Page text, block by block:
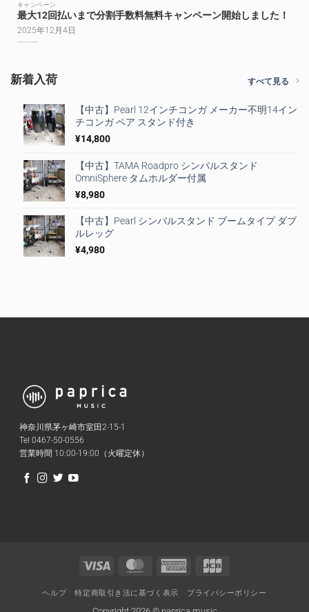
キャンペーン
最大12回払いまで分割手数料無料キャンペーン開始しました！
2025年12月4日
新着入荷 すべて見る
【中古】Pearl 12インチコンガ メーカー不明14イン
チコンガ ペア スタンド付き
¥14,800
【中古】TAMA Roadpro シンバルスタンド
OmniSphere タムホルダー付属
¥8,980
【中古】Pearl シンバルスタンド ブームタイプ ダブ
ルレッグ
¥4,980
神奈川県茅ヶ崎市室田2-15-1
Tel 0467-50-0556
営業時間 10:00-19:00（火曜定休）
Visa MasterCard American
ヘルプ 特定商取引き法に基づく表示 プライバシーポリシー